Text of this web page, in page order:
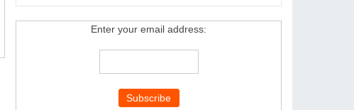
Enter your email address: